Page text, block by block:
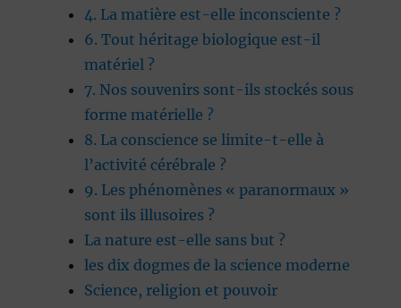
4. La matière est-elle inconsciente ?
6. Tout héritage biologique est-il
matériel ?
7. Nos souvenirs sont-ils stockés sous
forme matérielle ?
8. La conscience se limite-t-elle à
l’activité cérébrale ?
9. Les phénomènes « paranormaux »
sont ils illusoires ?
La nature est-elle sans but ?
les dix dogmes de la science moderne
Science, religion et pouvoir